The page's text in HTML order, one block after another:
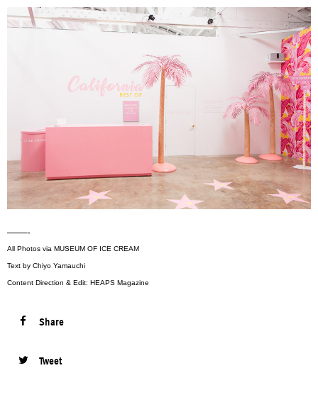
——-
All Photos via MUSEUM OF ICE CREAM
Text by Chiyo Yamauchi
Content Direction & Edit: HEAPS Magazine
Share
Tweet